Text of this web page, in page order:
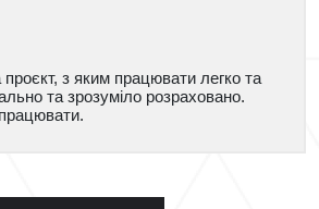
з яким працювати легко та
та зрозуміло розраховано.